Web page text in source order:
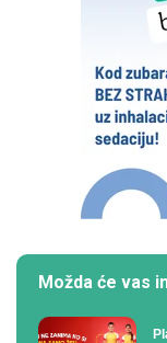
Možda će vas